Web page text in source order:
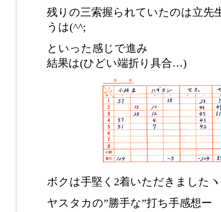
残りの三索握られていたのは立先
うは(^^;
といった感じで進み
結果は(ひどい端折り具合…)
ボクは手堅く2着いただきましたヽ
ヤスタカの”勝手な”打ち手感想ー